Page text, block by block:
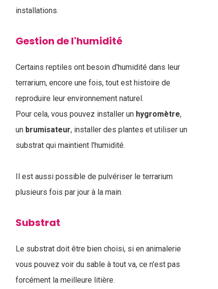
installations.
Gestion de l'humidité
Certains reptiles ont besoin d'humidité dans leur
terrarium, encore une fois, tout est histoire de
reproduire leur environnement naturel.
Pour cela, vous pouvez installer un hygromètre,
un brumisateur, installer des plantes et utiliser un
substrat qui maintient l'humidité.
Il est aussi possible de pulvériser le terrarium
plusieurs fois par jour à la main.
Substrat
Le substrat doit être bien choisi, si en animalerie
vous pouvez voir du sable à tout va, ce n'est pas
forcément la meilleure litière.